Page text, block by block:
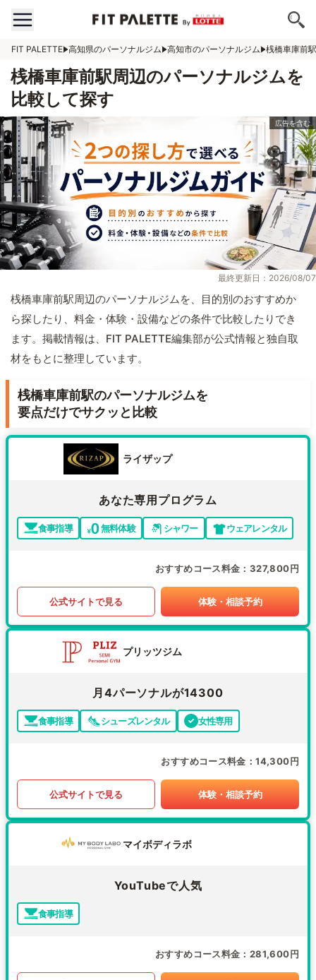
FIT PALETTE 高知県のパーソナルジム 高知市のパーソナルジム 桟橋車庫前
桟橋車庫前駅周辺のパーソナルジムを
比較して探す
最終更新日：2026/08/07
桟橋車庫前駅周辺のパーソナルジムを、目的別のおすすめか
ら探したり、料金・体験・設備などの条件で比較したりでき
ます。掲載情報は、FIT PALETTE編集部が公式情報と独自取
材をもとに整理しています。
桟橋車庫前駅のパーソナルジムを
要点だけでサクッと比較
ライザップ
あなた専用プログラム
食事指導 無料体験 シャワー ウェアレンタル
おすすめコース料金 327,800円
公式サイトで見る 体験・相談予約
プリッツジム
月4パーソナルが14300
食事指導 シューズレンタル 女性専用
おすすめコース料金 14,300円
公式サイトで見る 体験・相談予約
マイボディラボ
YouTubeで人気
食事指導
おすすめコース料金 281,600円